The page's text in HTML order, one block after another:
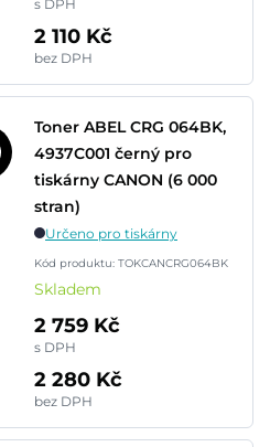
s DPH
2 110 Kč
bez DPH
Toner ABEL CRG 064BK,
4937C001 černý pro
tiskárny CANON (6 000
stran)
Určeno pro tiskárny
Kód produktu: TOKCANCRG064BK
Skladem
2 759 Kč
s DPH
2 280 Kč
bez DPH